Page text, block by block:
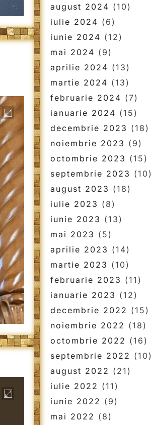
august 2024 (10)
iulie 2024 (6)
iunie 2024 (12)
mai 2024 (9)
aprilie 2024 (13)
martie 2024 (13)
februarie 2024 (7)
ianuarie 2024 (15)
decembrie 2023 (18)
noiembrie 2023 (9)
octombrie 2023 (15)
septembrie 2023 (10)
august 2023 (18)
iulie 2023 (8)
iunie 2023 (13)
mai 2023 (5)
aprilie 2023 (14)
martie 2023 (10)
februarie 2023 (11)
ianuarie 2023 (12)
decembrie 2022 (15)
noiembrie 2022 (18)
octombrie 2022 (16)
septembrie 2022 (10)
august 2022 (21)
iulie 2022 (11)
iunie 2022 (9)
mai 2022 (8)